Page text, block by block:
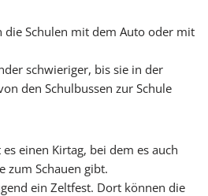
die Schulen mit dem Auto oder mit
schwieriger, bis sie in der
den Schulbussen zur Schule
einen Kirtag, bei dem es auch
zum Schauen gibt.
ein Zeltfest. Dort können die